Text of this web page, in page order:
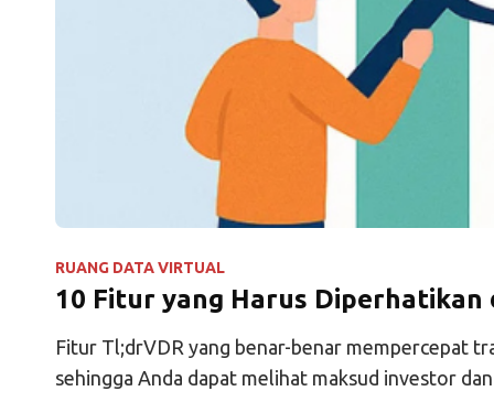
RUANG DATA VIRTUAL
10 Fitur yang Harus Diperhatikan
Fitur Tl;drVDR yang benar-benar mempercepat
sehingga Anda dapat melihat maksud investor